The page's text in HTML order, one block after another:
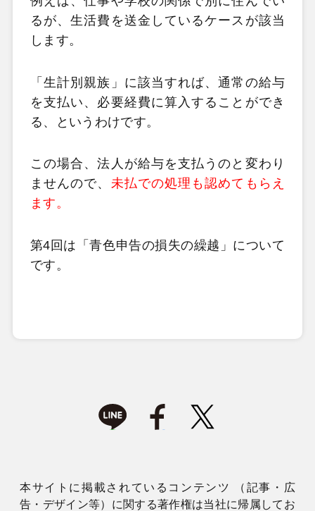
るが、生活費を送金しているケースが該当
します。
「生計別親族」に該当すれば、通常の給与
を支払い、必要経費に算入することができ
る、というわけです。
この場合、法人が給与を支払うのと変わり
ませんので、 未払での処理も認めてもらえ
ます。
第4回は「青色申告の損失の繰越」について
です。
本サイトに掲載されているコンテンツ （記事・広
告・デザイン等）に関する著作権は当社に帰属してお